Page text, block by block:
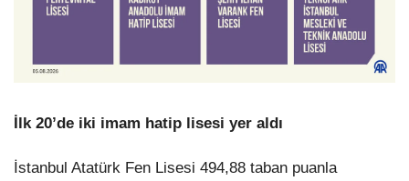
İlk 20’de iki imam hatip lisesi yer aldı
İstanbul Atatürk Fen Lisesi 494,88 taban puanla